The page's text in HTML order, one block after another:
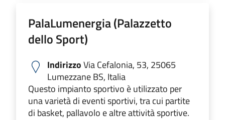
PalaLumenergia (Palazzetto
dello Sport)
IndirizzoVia Cefalonia, 53, 25065
Lumezzane BS, Italia
Questo impianto sportivo è utilizzato per
una varietà di eventi sportivi, tra cui partite
di basket, pallavolo e altre attività sportive.